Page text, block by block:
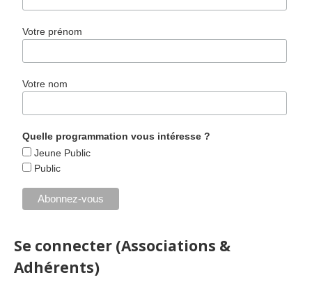
Votre prénom
Votre nom
Quelle programmation vous intéresse ?
Jeune Public
Public
Se connecter (Associations &
Adhérents)